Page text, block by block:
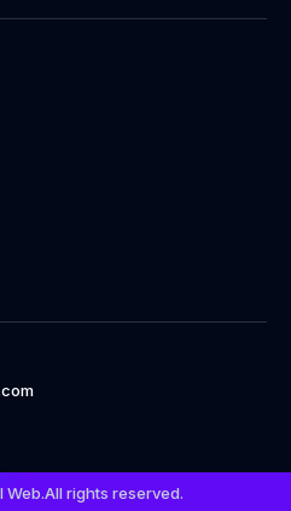
Web.All rights reserved.